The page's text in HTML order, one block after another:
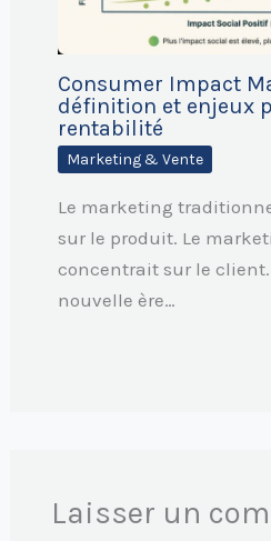
Consumer Impact
définition et enjeux
rentabilité
Marketing & Vente
Le marketing
sur le produit. Le
concentrait sur le
nouvelle ère…
Laisser un